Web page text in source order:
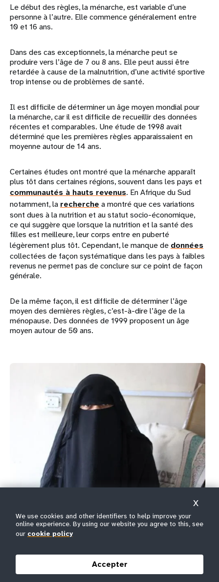
Le début des règles, la ménarche, est variable d’une
personne à l’autre. Elle commence généralement entre
10 et 16 ans.
Dans des cas exceptionnels, la ménarche peut se
produire vers l’âge de 7 ou 8 ans. Elle peut aussi être
retardée à cause de la malnutrition, d’une activité sportive
trop intense ou de problèmes de santé.
Il est difficile de déterminer un âge moyen mondial pour
la ménarche, car il est difficile de recueillir des données
récentes et comparables. Une étude de 1998 avait
déterminé que les premières règles apparaissaient en
moyenne autour de 14 ans.
Certaines études ont montré que la ménarche apparaît
plus tôt dans certaines régions, souvent dans les pays et
communautés à hauts revenus. En Afrique du Sud
notamment, la recherche a montré que ces variations
sont dues à la nutrition et au statut socio-économique,
ce qui suggère que lorsque la nutrition et la santé des
filles est meilleure, leur corps entre en puberté
légèrement plus tôt. Cependant, le manque de données
collectées de façon systématique dans les pays à faibles
revenus ne permet pas de conclure sur ce point de façon
générale.
De la même façon, il est difficile de déterminer l’âge
moyen des dernières règles, c’est-à-dire l’âge de la
ménopause. Des données de 1999 proposent un âge
moyen autour de 50 ans.
éducation, donc je ne savais pas que nous pouvions utiliser
desserviettes hygiéniques »a déclaré Zainab au Yémen.
Quels sont les mythes et les
tabous les plus fréquents
We use cookies and other identifiers to help improve your
online experience. By using our website you agree to this, see
our cookie policy
Accepter
X